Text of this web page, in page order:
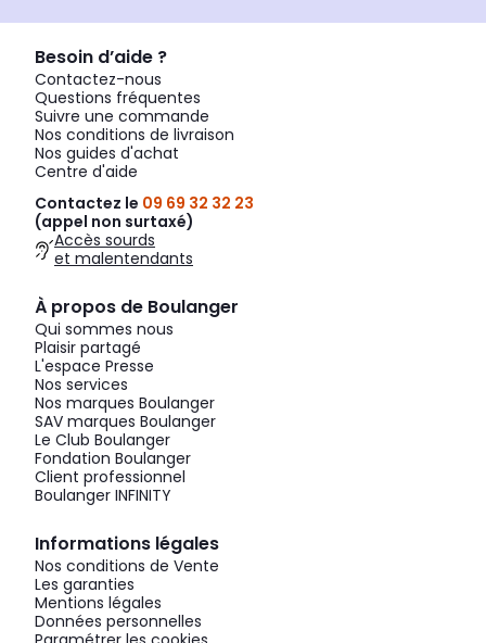
Besoin d’aide ?
Contactez-nous
Questions fréquentes
Suivre une commande
Nos conditions de livraison
Nos guides d'achat
Centre d'aide
Contactez le 09 69 32 32 23
(appel non surtaxé)
Accès sourds
et malentendants
À propos de Boulanger
Qui sommes nous
Plaisir partagé
L'espace Presse
Nos services
Nos marques Boulanger
SAV marques Boulanger
Le Club Boulanger
Fondation Boulanger
Client professionnel
Boulanger INFINITY
Informations légales
Nos conditions de Vente
Les garanties
Mentions légales
Données personnelles